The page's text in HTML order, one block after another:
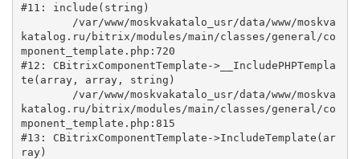
#11: include(string)
katalog.ru/bitrix/modules/main/classes/general/co
mponent_template.php:720
#12: CBitrixComponentTemplate->__IncludePHPTempla
te(array, array, string)
katalog.ru/bitrix/modules/main/classes/general/co
mponent_template.php:815
#13: CBitrixComponentTemplate->IncludeTemplate(ar
ray)